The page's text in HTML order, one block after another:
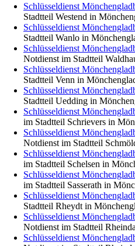
Schlüsseldienst
Stadtteil Westend in
Schlüsseldienst
Stadtteil Wanlo in
Schlüsseldienst
Notdienst im Stadtteil
Schlüsseldienst
Stadtteil Venn in
Schlüsseldienst
Stadtteil Uedding in
Schlüsseldienst
im Stadtteil Schrievers in
Schlüsseldienst
Notdienst im Stadtteil
Schlüsseldienst
im Stadtteil Schelsen in
Schlüsseldienst
im Stadtteil Sasserath in
Schlüsseldienst
Stadtteil Rheydt in
Schlüsseldienst
Notdienst im Stadtteil
Schlüsseldienst